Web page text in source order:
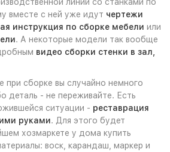
вместе с ней уже идут чертежи
инструкция по сборке мебели или
. А некоторые модели так вообще
видео сборки стенки в зал,
при сборке вы случайно немного
деталь - не переживайте. Есть
ситуации - реставрация
руками. Для этого будет
хозмаркете у дома купить
воск, карандаш, маркер и